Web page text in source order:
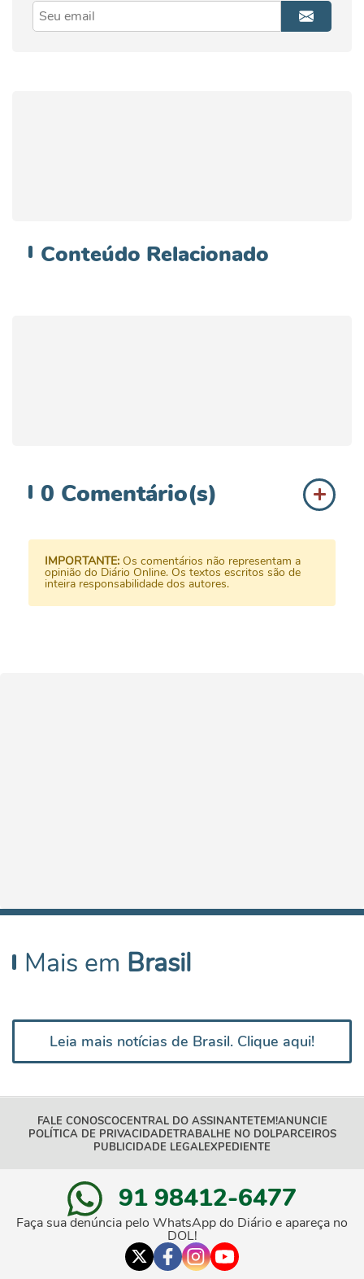
Conteúdo Relacionado
0 Comentário(s)
IMPORTANTE: Os comentários não representam a
opinião do Diário Online. Os textos escritos são de
inteira responsabilidade dos autores.
Mais em Brasil
Leia mais notícias de Brasil. Clique aqui!
FALE CONOSCOCENTRAL DO ASSINANTETEM!ANUNCIE
POLÍTICA DE PRIVACIDADETRABALHE NO DOLPARCEIROS
PUBLICIDADE LEGALEXPEDIENTE
91 98412-6477
Faça sua denúncia pelo WhatsApp do Diário e apareça no
DOL!